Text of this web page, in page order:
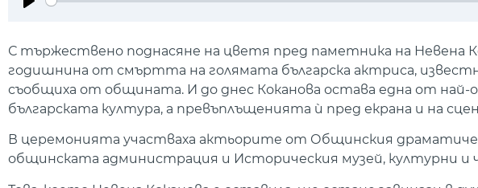
С тържествено поднасяне на цветя пред паметника на Невена
годишнина от смъртта на голямата българска актриса,
съобщиха от общината. И до днес Коканова остава една от най-
българската култура, а превъплъщенията ѝ пред екрана и на
В церемонията участваха актьорите от Общинския
общинската администрация и Историческия музей, културни и